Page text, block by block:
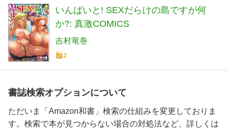
いんばいと! SEXだらけの島ですが何
か?: 真激COMICS
吉村竜巻
2
書誌検索オプションについて
ただいま「Amazon和書」検索の仕組みを変更しておりま
す。検索で本が見つからない場合の対処法など、詳しくは